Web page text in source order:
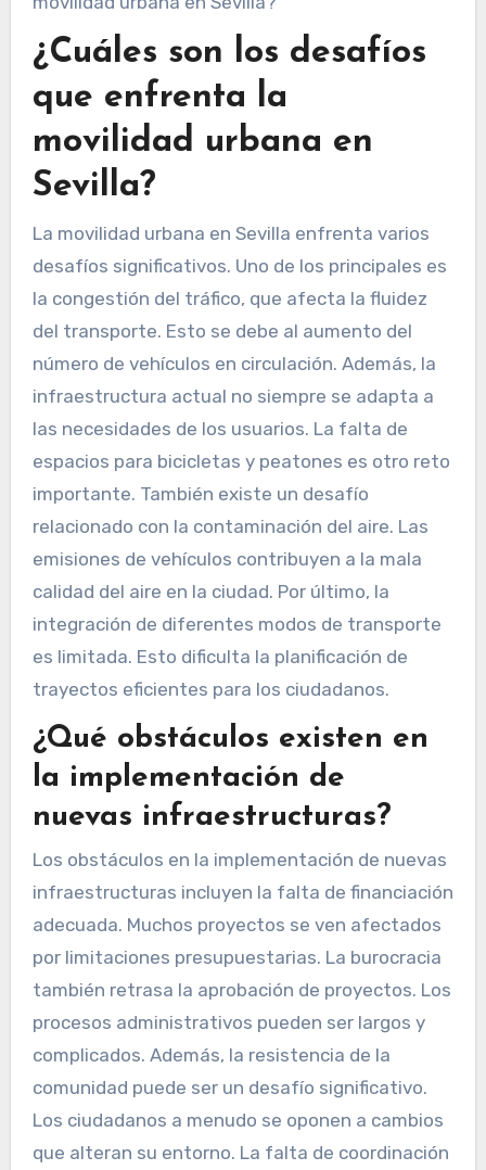
¿Cuáles son los desafíos
que enfrenta la
movilidad urbana en
Sevilla?
La movilidad urbana en Sevilla enfrenta varios
desafíos significativos. Uno de los principales es
la congestión del tráfico, que afecta la fluidez
del transporte. Esto se debe al aumento del
número de vehículos en circulación. Además, la
infraestructura actual no siempre se adapta a
las necesidades de los usuarios. La falta de
espacios para bicicletas y peatones es otro reto
importante. También existe un desafío
relacionado con la contaminación del aire. Las
emisiones de vehículos contribuyen a la mala
calidad del aire en la ciudad. Por último, la
integración de diferentes modos de transporte
es limitada. Esto dificulta la planificación de
trayectos eficientes para los ciudadanos.
¿Qué obstáculos existen en
la implementación de
nuevas infraestructuras?
Los obstáculos en la implementación de nuevas
infraestructuras incluyen la falta de financiación
adecuada. Muchos proyectos se ven afectados
por limitaciones presupuestarias. La burocracia
también retrasa la aprobación de proyectos. Los
procesos administrativos pueden ser largos y
complicados. Además, la resistencia de la
comunidad puede ser un desafío significativo.
Los ciudadanos a menudo se oponen a cambios
que alteran su entorno. La falta de coordinación